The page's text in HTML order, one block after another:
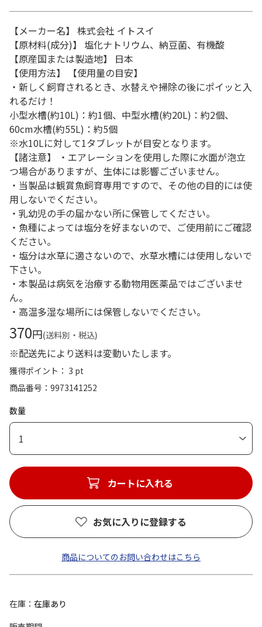
【メーカー名】 株式会社 イトスイ
【原材料(成分)】 塩化ナトリウム、納豆菌、有機酸
【原産国または製造地】 日本
【使用方法】 【使用量の目安】
・新しく飼育されるとき、水替えや掃除の後にポイッと入
れるだけ！
小型水槽(約10L)：約1個、中型水槽(約20L)：約2個、
60cm水槽(約55L)：約5個
※水10Lに対して1タブレットが目安となります。
【諸注意】 ・エアレーションを使用した際に水面が泡立
つ場合がありますが、生体には影響ございません。
・当製品は観賞魚飼育専用ですので、その他の目的には使
用しないでください。
・乳幼児の手の届かない所に保管してください。
・魚種によっては塩分を好まないので、ご使用前にご確認
ください。
・塩分は水草に適さないので、水草水槽には使用しないで
下さい。
・本製品は病気を治療する動物用医薬品ではございませ
ん。
・高温多湿な場所には保管しないでください。
370円(送料別・税込)
※配送先により送料は変動いたします。
獲得ポイント： 3 pt
商品番号
9973141252
数量
1
カートに入れる
お気に入りに登録する
商品についてのお問い合わせはこちら
在庫
在庫あり